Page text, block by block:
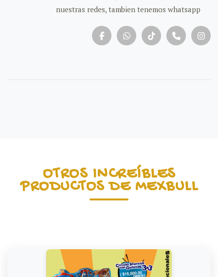
nuestras redes, tambien tenemos whatsapp
OTROS INCREÍBLES
PRODUCTOS DE MEXBULL